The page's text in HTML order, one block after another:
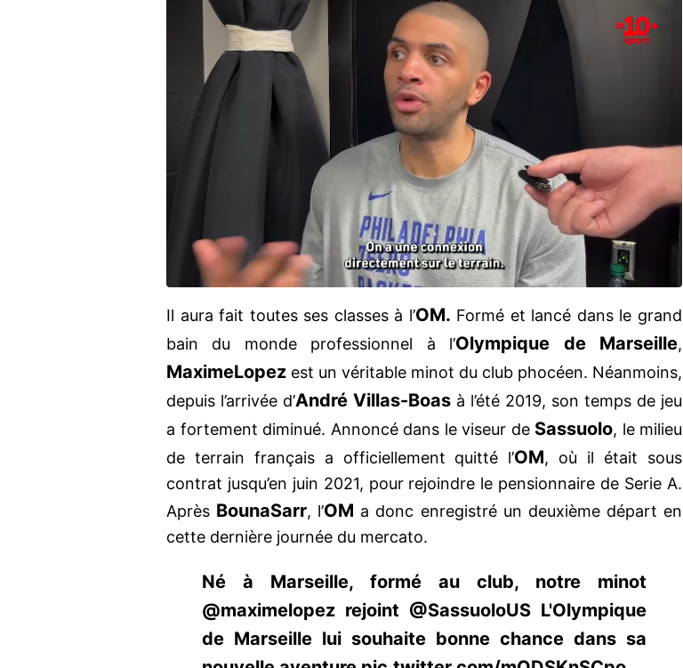
Il aura fait toutes ses classes à l’OM. Formé et lancé dans le grand
bain du monde professionnel à l’Olympique de Marseille,
MaximeLopez est un véritable minot du club phocéen. Néanmoins,
depuis l’arrivée d’André Villas-Boas à l’été 2019, son temps de jeu
a fortement diminué. Annoncé dans le viseur de Sassuolo, le milieu
de terrain français a officiellement quitté l’OM, où il était sous
contrat jusqu’en juin 2021, pour rejoindre le pensionnaire de Serie A.
Après BounaSarr, l’OM a donc enregistré un deuxième départ en
cette dernière journée du mercato.
Né à Marseille, formé au club, notre minot
@maximelopez rejoint @SassuoloUS L'Olympique
de Marseille lui souhaite bonne chance dans sa